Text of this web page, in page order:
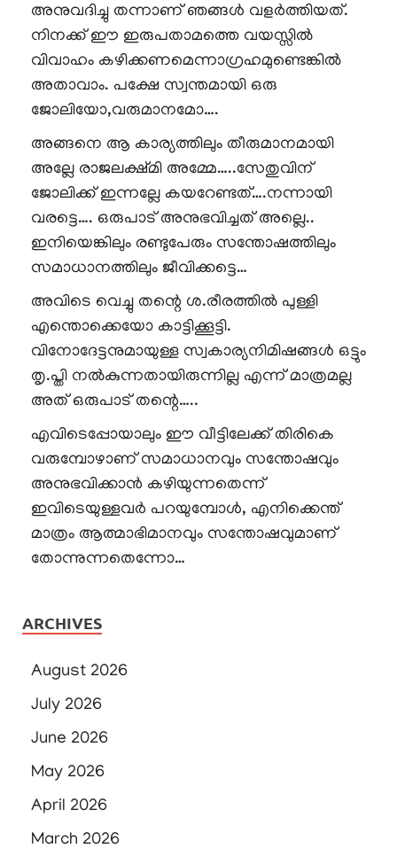
അനുവദിച്ചു തന്നാണ് ഞങ്ങൾ വളർത്തിയത്.
നിനക്ക് ഈ ഇരുപതാമത്തെ വയസ്സിൽ
വിവാഹം കഴിക്കണമെന്നാഗ്രഹമുണ്ടെങ്കിൽ
അതാവാം. പക്ഷേ സ്വന്തമായി ഒരു
ജോലിയോ,വരുമാനമോ….
അങ്ങനെ ആ കാര്യത്തിലും തീരുമാനമായി
അല്ലേ രാജലക്ഷ്മി അമ്മേ…..സേതുവിന്
ജോലിക്ക് ഇന്നല്ലേ കയറേണ്ടത്….നന്നായി
വരട്ടെ…. ഒരുപാട് അനുഭവിച്ചത് അല്ലെ..
ഇനിയെങ്കിലും രണ്ടുപേരും സന്തോഷത്തിലും
സമാധാനത്തിലും ജീവിക്കട്ടെ…
അവിടെ വെച്ചു തന്റെ ശ.രീരത്തിൽ പുള്ളി
എന്തൊക്കെയോ കാട്ടിക്കൂട്ടി.
വിനോദേട്ടനുമായുള്ള സ്വകാര്യനിമിഷങ്ങൾ ഒട്ടും
തൃ.പ്തി നൽകുന്നതായിരുന്നില്ല എന്ന് മാത്രമല്ല
അത് ഒരുപാട് തന്റെ…..
എവിടെപ്പോയാലും ഈ വീട്ടിലേക്ക് തിരികെ
വരുമ്പോഴാണ് സമാധാനവും സന്തോഷവും
അനുഭവിക്കാൻ കഴിയുന്നതെന്ന്
ഇവിടെയുള്ളവർ പറയുമ്പോൾ, എനിക്കെന്ത്
മാത്രം ആത്മാഭിമാനവും സന്തോഷവുമാണ്
തോന്നുന്നതെന്നോ…
ARCHIVES
August 2026
July 2026
June 2026
May 2026
April 2026
March 2026